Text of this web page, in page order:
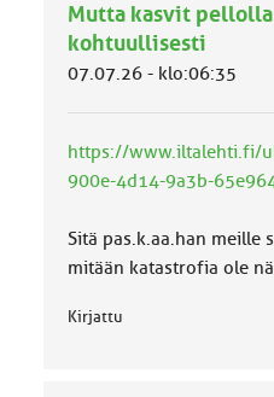
m
ä
u
k
a
Mutta kasvit
kohtuullisesti
07.07.26 - klo:06:35
https://www.iltalehti.fi/
900e-4d14-9a3b-
Sitä pas.k.aa.han meille
mitään katastrofia ole
Kirjattu